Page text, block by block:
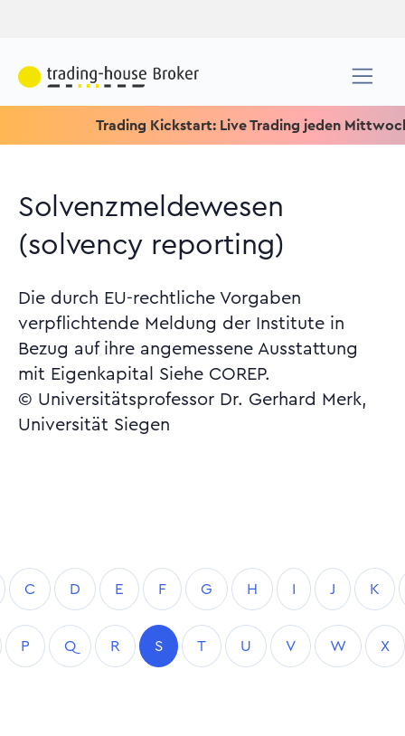
Trading Kickstart: Live Trading jeden Mittwoch um
Solvenzmeldewesen
(solvency reporting)
Die durch EU-rechtliche Vorgaben
verpflichtende Meldung der Institute in
Bezug auf ihre angemessene Ausstattung
mit Eigenkapital Siehe COREP.
© Universitätsprofessor Dr. Gerhard Merk,
Universität Siegen
C D E F G H I J K
P Q R S T U V W X